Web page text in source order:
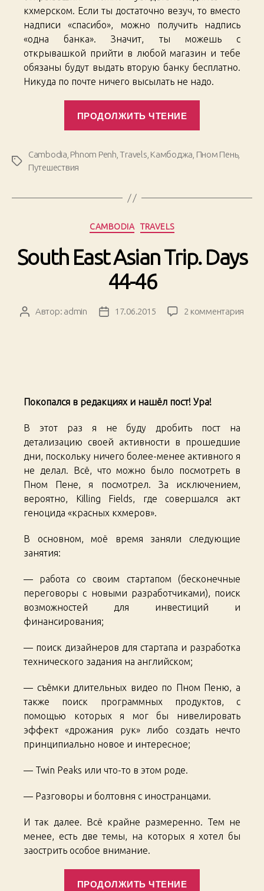
кхмерском. Если ты достаточно везуч, то вместо
надписи «спасибо», можно получить надпись
«одна банка». Значит, ты можешь с
открывашкой прийти в любой магазин и тебе
обязаны будут выдать вторую банку бесплатно.
Никуда по почте ничего высылать не надо.
ПРОДОЛЖИТЬ ЧТЕНИЕ
Asian
Trip.
Метки
Cambodia Phnom Penh ,Travels Камбоджа Пном Пень,
Путешествия
Рубрики
CAMBODIA TRAVELS
South East Asian Trip. Days
44-46
АвторАвтор: admin
Дата17.06.2015 2 комментария
Покопался в редакциях и нашёл пост! Ура!
В этот раз я не буду дробить пост на
детализацию своей активности в прошедшие
дни, поскольку ничего более-менее активного я
не делал. Всё, что можно было посмотреть в
Пном Пене, я посмотрел. За исключением,
вероятно, Killing Fields, где совершался акт
геноцида «красных кхмеров».
В основном, моё время заняли следующие
занятия:
— работа со своим стартапом (бесконечные
переговоры с новыми разработчиками), поиск
возможностей для инвестиций и
финансирования;
— поиск дизайнеров для стартапа и разработка
технического задания на английском;
— съёмки длительных видео по Пном Пеню, а
также поиск программных продуктов, с
помощью которых я мог бы нивелировать
эффект «дрожания рук» либо создать нечто
принципиально новое и интересное;
— Twin Peaks или что-то в этом роде.
— Разговоры и болтовня с иностранцами.
И так далее. Всё крайне размеренно. Тем не
менее, есть две темы, на которых я хотел бы
заострить особое внимание.
ПРОДОЛЖИТЬ ЧТЕНИЕ